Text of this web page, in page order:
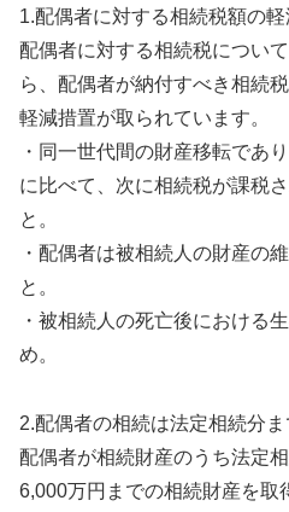
1.配偶者に対する相続税額の軽
配偶者に対する相続税につい
ら、配偶者が納付すべき相続
軽減措置が取られています。
・同一世代間の財産移転であ
に比べて、次に相続税が課税
と。
・配偶者は被相続人の財産の
と。
・被相続人の死亡後における
め。
2.配偶者の相続は法定相続分ま
配偶者が相続財産のうち法定
6,000万円までの相続財産を取